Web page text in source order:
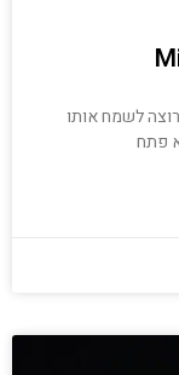
לשמח אותו
פתח